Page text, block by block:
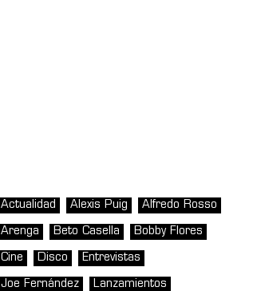
Actualidad Alexis Puig Alfredo Rosso
Arenga Beto Casella Bobby Flores
Cine Disco Entrevistas
Joe Fernández Lanzamientos